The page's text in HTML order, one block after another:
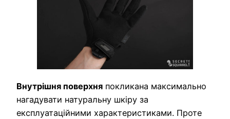
Внутрішня поверхня покликана максимально
нагадувати натуральну шкіру за
експлуатаційними характеристиками. Проте